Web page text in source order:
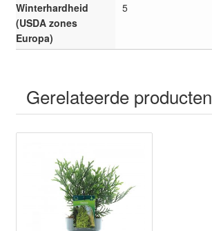
Winterhardheid
(USDA zones
Europa)
5
Gerelateerde producten